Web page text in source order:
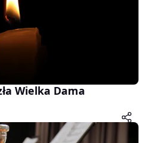
Wielka Dama